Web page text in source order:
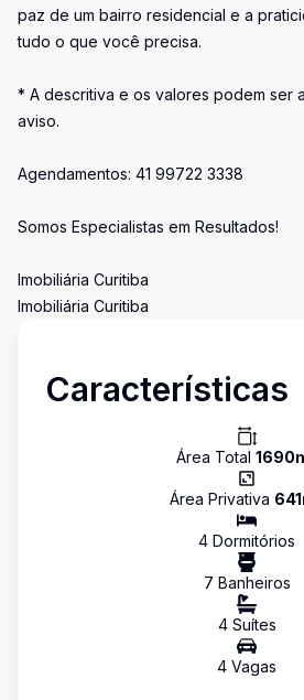
paz de um bairro residencial e a
tudo o que você precisa.
* A descritiva e os valores podem ser
aviso.
Agendamentos: 41 99722 3338
Somos Especialistas em Resultados!
Imobiliária Curitiba
Imobiliária Curitiba
Características
Área Total 1690
Área Privativa 641
4 Dormitórios
7 Banheiros
4Suítes
4 Vagas